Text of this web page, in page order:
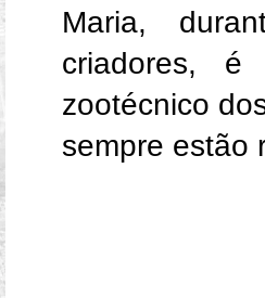
Maria,
criadores,
zootécnico
sempre estão